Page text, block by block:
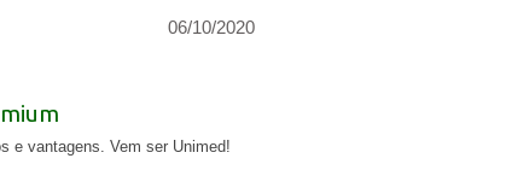
06/10/2020
e vantagens. Vem ser Unimed!